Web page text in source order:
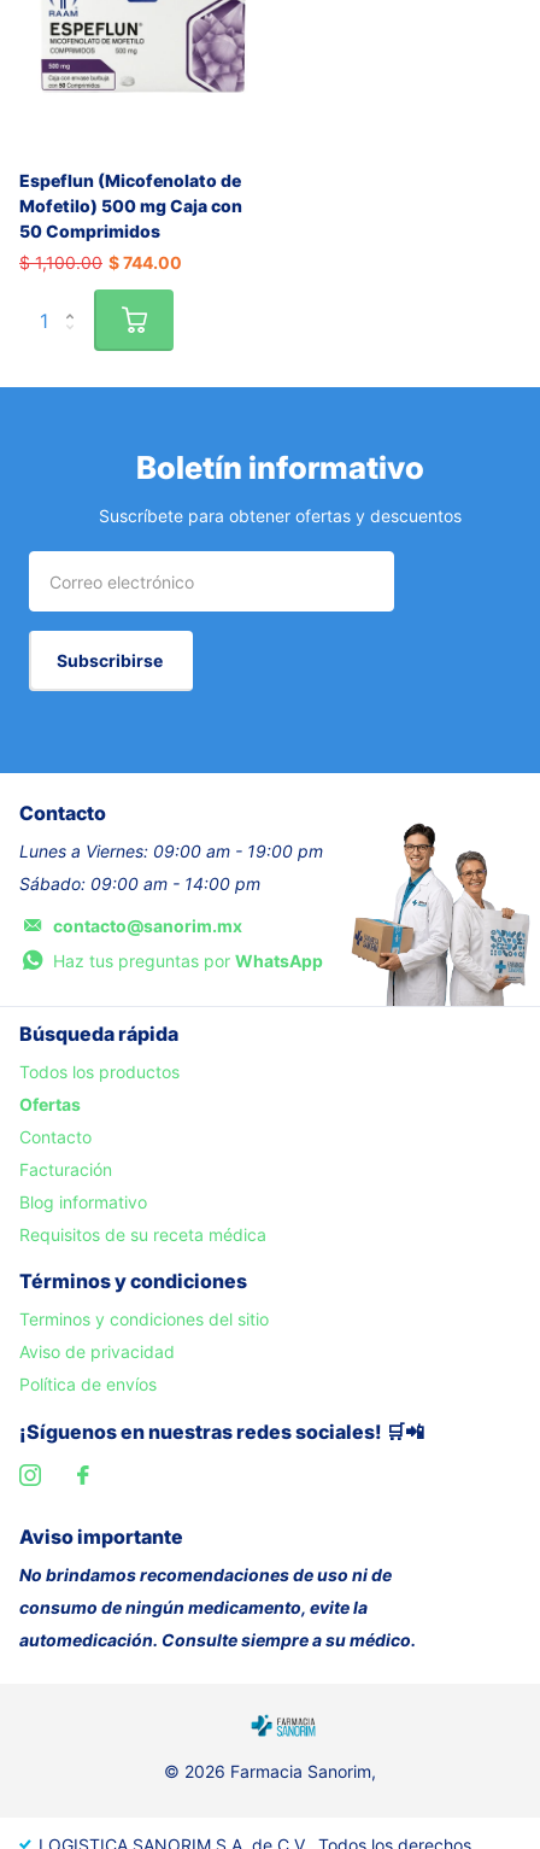
Espeflun (Micofenolato de
Mofetilo) 500 mg Caja con
50 Comprimidos
$ 1,100.00 $ 744.00
Boletín informativo
Suscríbete para obtener ofertas y descuentos
Subscribirse
Contacto
Lunes a Viernes: 09:00 am - 19:00 pm
Sábado: 09:00 am - 14:00 pm
contacto@sanorim.mx
Haz tus preguntas por WhatsApp
Búsqueda rápida
Todos los productos
Ofertas
Contacto
Facturación
Blog informativo
Requisitos de su receta médica
Términos y condiciones
Terminos y condiciones del sitio
Aviso de privacidad
Política de envíos
¡Síguenos en nuestras redes sociales! 🛒📲
Aviso importante
No brindamos recomendaciones de uso ni de
consumo de ningún medicamento, evite la
automedicación. Consulte siempre a su médico.
© 2026 Farmacia Sanorim,